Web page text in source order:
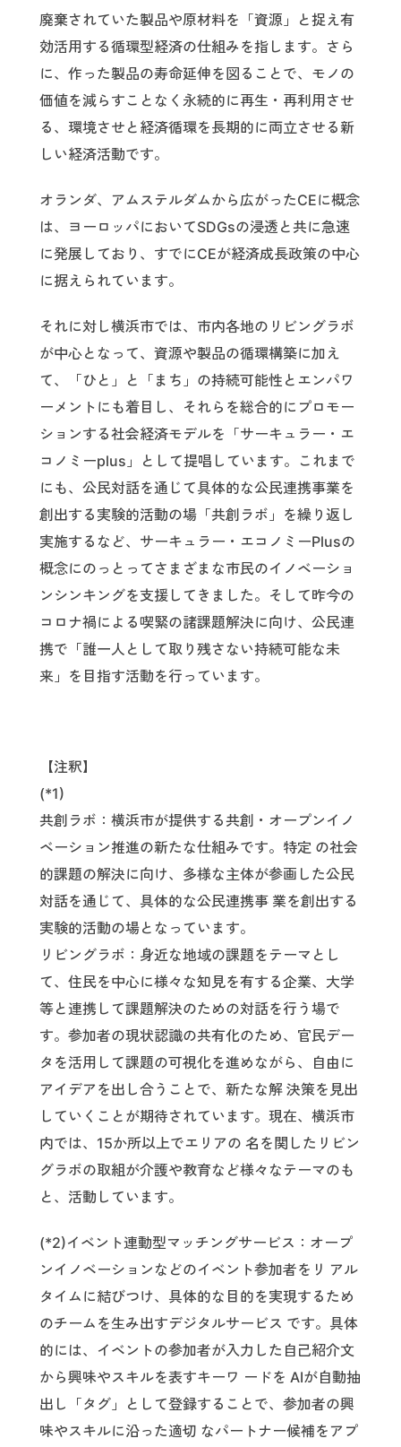
廃棄されていた製品や原材料を「資源」と捉え有
効活用する循環型経済の仕組みを指します。さら
に、作った製品の寿命延伸を図ることで、モノの
価値を減らすことなく永続的に再生・再利用させ
る、環境させと経済循環を長期的に両立させる新
しい経済活動です。
オランダ、アムステルダムから広がったCEに概念
は、ヨーロッパにおいてSDGsの浸透と共に急速
に発展しており、すでにCEが経済成長政策の中心
に据えられています。
それに対し横浜市では、市内各地のリビングラボ
が中心となって、資源や製品の循環構築に加え
て、「ひと」と「まち」の持続可能性とエンパワ
ーメントにも着目し、それらを総合的にプロモー
ションする社会経済モデルを「サーキュラー・エ
コノミーplus」として提唱しています。これまで
にも、公民対話を通じて具体的な公民連携事業を
創出する実験的活動の場「共創ラボ」を繰り返し
実施するなど、サーキュラー・エコノミーPlusの
概念にのっとってさまざまな市民のイノベーショ
ンシンキングを支援してきました。そして昨今の
コロナ禍による喫緊の諸課題解決に向け、公民連
携で「誰一人として取り残さない持続可能な未
来」を目指す活動を行っています。
【注釈】
(*1)
共創ラボ：横浜市が提供する共創・オープンイノ
ベーション推進の新たな仕組みです。特定 の社会
的課題の解決に向け、多様な主体が参画した公民
対話を通じて、具体的な公民連携事 業を創出する
実験的活動の場となっています。
リビングラボ：身近な地域の課題をテーマとし
て、住民を中心に様々な知見を有する企業、大学
等と連携して課題解決のための対話を行う場で
す。参加者の現状認識の共有化のため、官民デー
タを活用して課題の可視化を進めながら、自由に
アイデアを出し合うことで、新たな解 決策を見出
していくことが期待されています。現在、横浜市
内では、15か所以上でエリアの 名を関したリビン
グラボの取組が介護や教育など様々なテーマのも
と、活動しています。
(*2)イベント連動型マッチングサービス：オープ
ンイノベーションなどのイベント参加者をリ アル
タイムに結びつけ、具体的な目的を実現するため
のチームを生み出すデジタルサービス です。具体
的には、イベントの参加者が入力した自己紹介文
から興味やスキルを表すキーワ ードを AIが自動抽
出し「タグ」として登録することで、参加者の興
味やスキルに沿った適切 なパートナー候補をアプ